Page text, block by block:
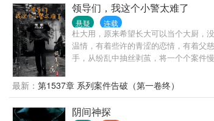
领导们，我这个小警太难了
悬疑 连载
杜大用，原来希望长大可以当个大厨，
温情，有着些许的青涩的恋情，有着父
手，从纷乱中抽丝剥茧，将一个个案件
最新： 第1537章 系列案件告破（第一卷终）
阴间神探